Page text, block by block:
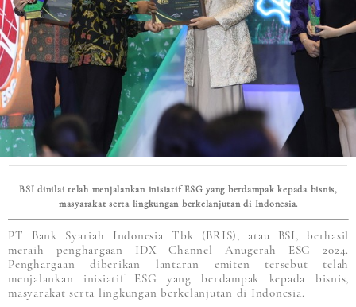
BSI dinilai telah menjalankan inisiatif ESG yang berdampak kepada bisnis,
masyarakat serta lingkungan berkelanjutan di Indonesia.
PT Bank Syariah Indonesia Tbk (BRIS), atau BSI, berhasil
meraih penghargaan IDX Channel Anugerah ESG 2024.
Penghargaan diberikan lantaran emiten tersebut telah
menjalankan inisiatif ESG yang berdampak kepada bisnis,
masyarakat serta lingkungan berkelanjutan di Indonesia.